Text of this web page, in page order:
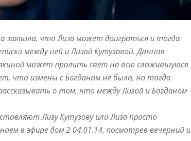
заявила, что Лиза может доиграться и тогда
между ней и Лизой Кутузовой. Данная
может пролить свет на всю сложившуюся
что измены с Богданом не было, но тогда
о том, что между Лизой и Богданом
Лизу Кутузову или Лиза просто
в эфире дом 2 04.01.14, посмотрев вечерний и